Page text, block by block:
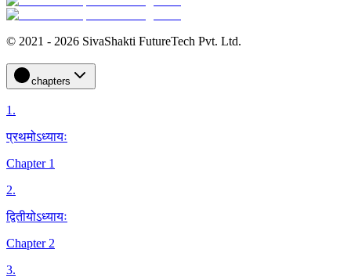
© 2021 - 2026 SivaShakti FutureTech Pvt. Ltd.
chapters
1.
प्रथमोऽध्यायः
Chapter 1
2.
द्वितीयोऽध्यायः
Chapter 2
3.